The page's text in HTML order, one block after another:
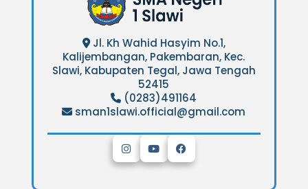
Jl. Kh Wahid Hasyim No.1,
Kalijembangan, Pakembaran, Kec.
Slawi, Kabupaten Tegal, Jawa Tengah
52415
(0283)491164
sman1slawi.official@gmail.com